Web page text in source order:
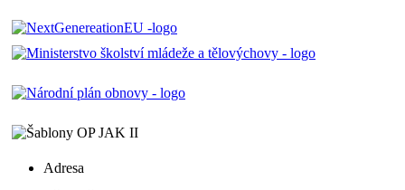
Adresa